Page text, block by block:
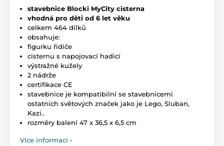
stavebnice Blocki MyCity cisterna
vhodná pro děti od 6 let věku
celkem 464 dílků
obsahuje:
figurku řidiče
cisternu s napojovací hadicí
výstražné kužely
2 nádrže
certifikace CE
stavebnice je kompatibilní se stavebnicemi
ostatních světových značek jako je Lego, Sluban,
Kazi..
rozměry balení 47 x 36,5 x 6,5 cm
Více informací ›